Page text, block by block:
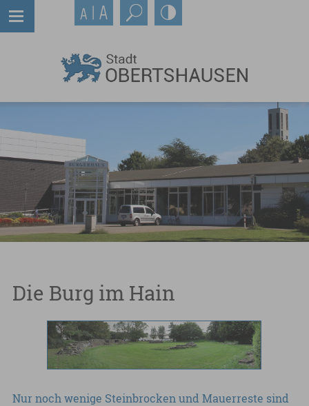
Die Burg im Hain
Nur noch wenige Steinbrocken und Mauerreste sind